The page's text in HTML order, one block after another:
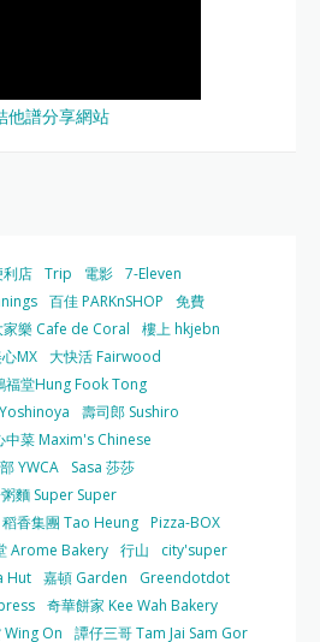
他譜分享網站
利店 Trip 電影 7-Eleven
百佳 PARKnSHOP
免費
家樂 Cafe de Coral
樓上 hkjebn
MX 大快活 Fairwood
福堂Hung Fook Tong
壽司郎 Sushiro
中菜 Maxim's Chinese
YWCA
Sasa 莎莎
麵 Super Super
稻香集團 Tao Heung Pizza-BOX
Arome Bakery 行山
city'super
Hut 嘉頓 Garden
Greendotdot
奇華餅家 Kee Wah Bakery
Wing On 譚仔三哥 Tam Jai Sam Gor